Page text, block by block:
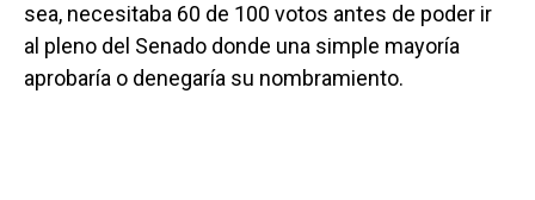
sea, necesitaba 60 de 100 votos antes de poder ir
al pleno del Senado donde una simple mayoría
aprobaría o denegaría su nombramiento.